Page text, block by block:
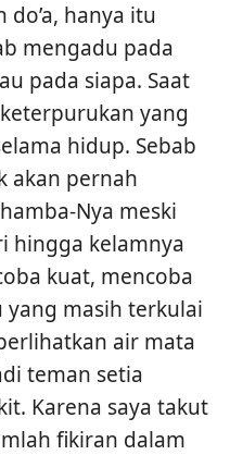
hanya itu
mengadu pada
pada siapa. Saat
yang
hidup. Sebab
akan pernah
Nya meski
hingga kelamnya
kuat, mencoba
yang masih terkulai
air mata
teman setia
Karena saya takut
fikiran dalam